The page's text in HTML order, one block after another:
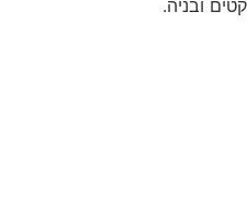
ובניה.